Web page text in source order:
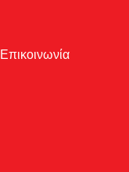
Επικοινωνία